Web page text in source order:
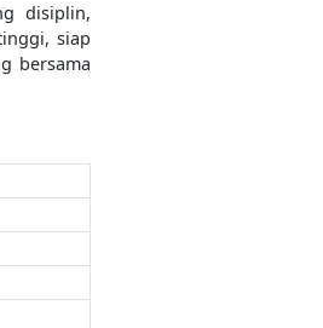
disiplin,
siap
bersama